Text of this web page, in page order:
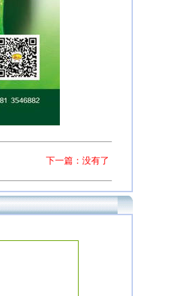
下一篇：没有了